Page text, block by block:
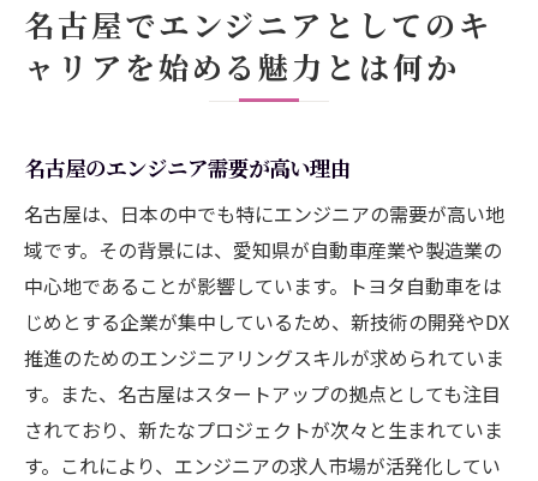
ネットワーク作り
名古屋のエンジニア市場における競争力の
するためのポイント
愛知県名古屋市でエンジニア求人が増加してい
る理由
地元産業の成長による求人増加
エンジニア不足を補うための企業努力
名古屋の技術革新を支える人材需要
リモートワーク普及による名古屋での働き
方の変化
名古屋でエンジニアとしてのキ
ャリアを始める魅力とは何か
名古屋のエンジニア需要が高い理由
名古屋は、日本の中でも特にエンジニアの需要が高い地
域です。その背景には、愛知県が自動車産業や製造業の
中心地であることが影響しています。トヨタ自動車をは
じめとする企業が集中しているため、新技術の開発やDX
推進のためのエンジニアリングスキルが求められていま
す。また、名古屋はスタートアップの拠点としても注目
されており、新たなプロジェクトが次々と生まれていま
す。これにより、エンジニアの求人市場が活発化してい